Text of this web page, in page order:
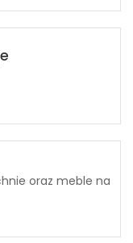
oraz meble na